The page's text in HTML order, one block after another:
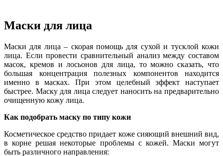
Маски для лица
Маски для лица – скорая помощь для сухой и тусклой кожи
лица. Если провести сравнительный анализ между составом
масок, кремов и лосьонов для лица, то можно сказать, что
большая концентрация полезных компонентов находится
именно в масках. При этом целебный эффект наступает
быстрее. Маску для лица следует наносить на предварительно
очищенную кожу лица.
Как подобрать маску по типу кожи
Косметическое средство придает коже сияющий внешний вид,
в корне решая некоторые проблемы с кожей. Маски могут
быть различного направления: